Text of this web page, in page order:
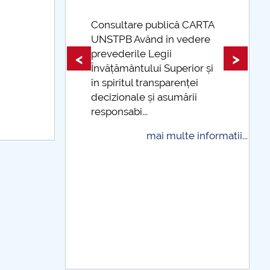
Taxe de școlarizare
indexate Taxele se pot plăti
și cu cardul
mai multe
< >